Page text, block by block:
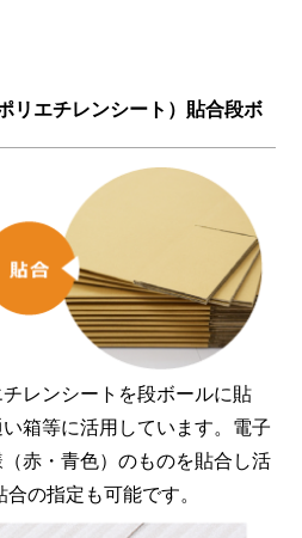
リエチレンシート）貼合段ボ
レンシートを段ボールに貼
箱等に活用しています。電子
赤・青色）のものを貼合し活
の指定も可能です。